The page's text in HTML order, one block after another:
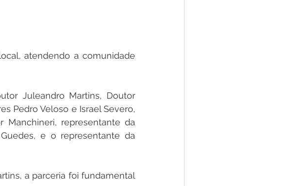
atendendo a comunidade
Juleandro Martins, Doutor
Pedro Veloso e Israel Severo,
Manchineri, representante da
e o representante da
a parceria foi fundamental